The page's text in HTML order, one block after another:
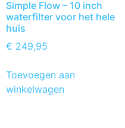
Simple Flow – 10 inch
waterfilter voor het hele
huis
€ 249,95
Toevoegen aan
winkelwagen